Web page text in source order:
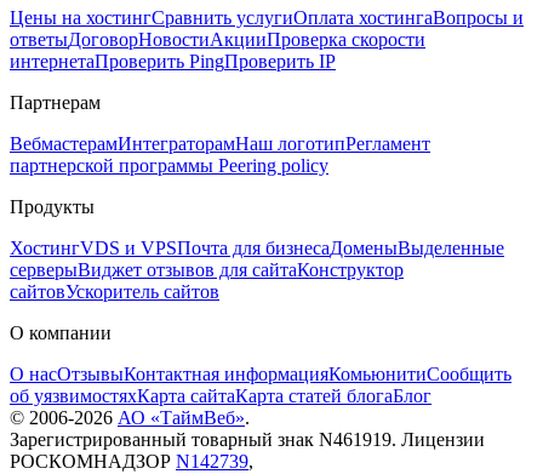
Цены на хостингСравнить услугиОплата хостингаВопросы и
ответыДоговорНовостиАкцииПроверка скорости
интернетаПроверить PingПроверить IP
Партнерам
ВебмастерамИнтеграторамНаш логотипРегламент
партнерской программы Peering policy
Продукты
ХостингVDS и VPSПочта для бизнесаДоменыВыделенные
серверыВиджет отзывов для сайтаКонструктор
сайтовУскоритель сайтов
О компании
О насОтзывыКонтактная информацияКомьюнитиСообщить
об уязвимостяхКарта сайтаКарта статей блогаБлог
© 2006-2026 АО «ТаймВеб».
Зарегистрированный товарный знак N461919. Лицензии
РОСКОМНАДЗОР N142739,